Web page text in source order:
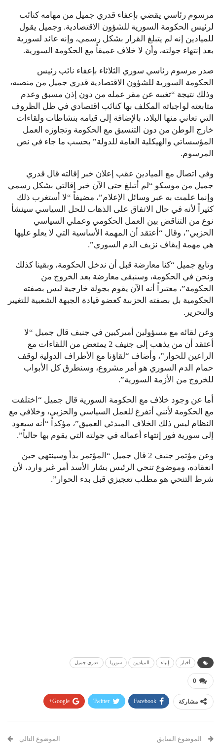
مرسوم رئاسي يقضي بإعفاء قدري جميل من مهامه كنائب
لرئيس الحكومة السورية للشؤون الاقتصادية. وجميل يقول
للميادين إنه لم يتبلغ القرار بشكل رسمي، وإنه عائد لسورية
بعد إنتهاء جولته، وأن لا خلاف عميقاً مع الحكومة السورية.
صدر مرسوم رئاسي سوري الثلاثاء بإعفاء نائب رئيس
الحكومة السورية للشؤون الاقتصادية قدري جميل من منصبه،
وذلك نتيجة “تغيبه عن مقر عمله من دون إذن مسبق وعدم
متابعته لواجباته المكلف بها كنائب اقتصادي في ظل الظروف
التي تعاني منها البلاد، بالإضافة إلى قيامه بنشاطات ولقاءات
خارج الوطن من دون التنسيق مع الحكومة وتجاوزه العمل
المؤسساتي والهيكلية العامة للدولة” بحسب ما جاء في نص
المرسوم.
وفي اتصال مع الميادين عقب إعلان خبر إقالته قال قدري
جميل من موسكو “لم أتبلغ حتى الآن خبر إقالتي بشكل رسمي
وإنما علمت به عبر وسائل الإعلام”، مضيفاً “لا أستغرب ذلك
كثيراً لأنه في حال الاتفاق على الذهاب للحل السياسي سينشأ
نوع من التناقض بين العمل الحكومي وعملي السياسي
الحزبي”، وقال “أعتقد أن المهمة الأساسية التي لا يعلو عليها
هي مهمة إيقاف نزيف الدم السوري”.
وتابع جميل “كنا معارضة قبل أن ندخل الحكومة، وبقينا كذلك
ونحن في الحكومة، وسنبقى معارضة بعد الخروج من
الحكومة”، معتبراً أنه الآن يقوم بجولة خارجية ليس بصفته
الحكومية بل بصفته الحزبية كعضو قيادة الجبهة الشعبية للتغيير
والتحرير.
وعن لقائه مع مسؤولين أميركيين في جنيف قال جميل “لا
أعتقد أن من يذهب إلى جنيف 2 يمتعض من اللقاءات مع
الراعين للحوار”، وأضاف “لقاؤنا مع الأطراف الدولية لوقف
حمام الدم السوري هو أمر مشروع، وسنطرق كل الأبواب
للخروج من الأزمة السورية”.
أما عن وجود خلاف مع الحكومة السورية قال جميل “اختلفت
مع الحكومة لأنني أتفرغ للعمل السياسي والحزبي، وخلافي مع
النظام ليس ذلك الخلاف المبدئي العميق”، مؤكداً “أنه سيعود
إلى سورية فور إنتهاء أعماله في جولته التي يقوم بها حالياً”.
وعن مؤتمر جنيف 2 قال جميل “المؤتمر بدأ وسينتهي حين
انعقاده، وموضوع تنحي الرئيس بشار الأسد أمر غير وارد، لأن
شرط التنحي هو مطلب تعجيزي قبل بدء الحوار”.
أخبار إنباء الميادين سوريا قدري جميل
0
مشاركة Facebook
Twitter
Google+
الموضوع السابق الموضوع التالي